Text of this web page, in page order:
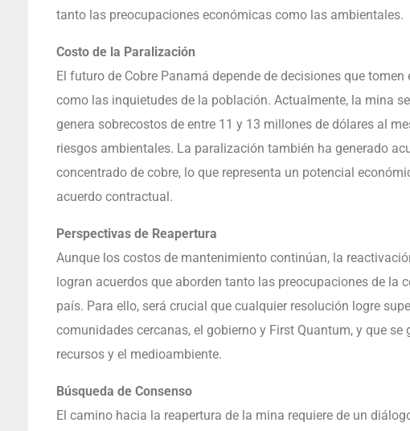
tanto las preocupaciones económicas como las ambientales.
Costo de la Paralización
El futuro de Cobre Panamá depende de decisiones que
como las inquietudes de la población. Actualmente, la mina
genera sobrecostos de entre 11 y 13 millones de dólares al
riesgos ambientales. La paralización también ha generado
concentrado de cobre, lo que representa un potencial
acuerdo contractual.
Perspectivas de Reapertura
Aunque los costos de mantenimiento continúan, la
logran acuerdos que aborden tanto las preocupaciones de la
país. Para ello, será crucial que cualquier resolución logre
comunidades cercanas, el gobierno y First Quantum, y que
recursos y el medioambiente.
Búsqueda de Consenso
El camino hacia la reapertura de la mina requiere de un